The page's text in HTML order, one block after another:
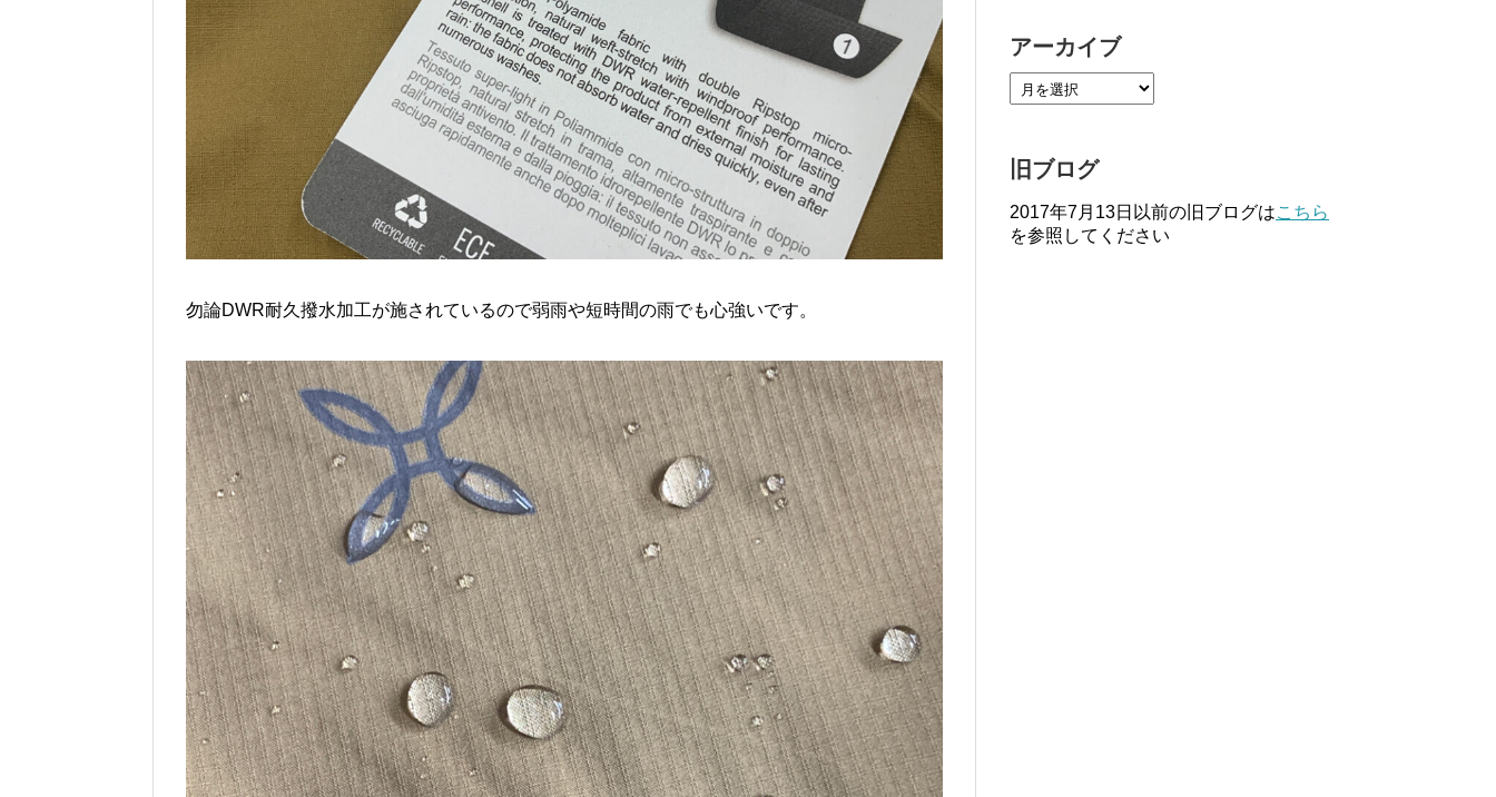
勿論DWR耐久撥水加工が施されているので弱雨や短時間の雨でも心強いです。
アーカイブ
旧ブログ
2017年7月13日以前の旧ブログはこちら
を参照してください